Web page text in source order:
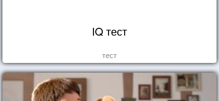
IQ тест
тест